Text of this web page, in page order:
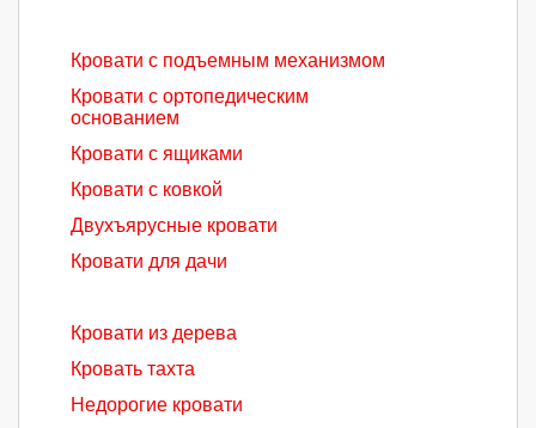
Кровати с подъемным механизмом
Кровати с ортопедическим
основанием
Кровати с ящиками
Кровати с ковкой
Двухъярусные кровати
Кровати для дачи
Кровати из дерева
Кровать тахта
Недорогие кровати